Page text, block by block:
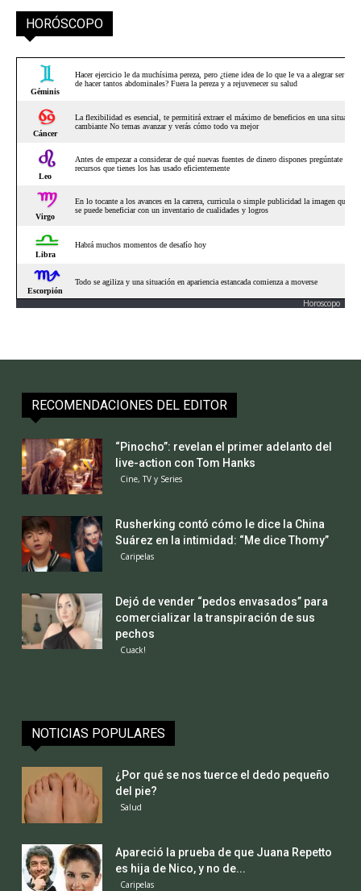
HORÓSCOPO
Horoscopo
RECOMENDACIONES DEL EDITOR
“Pinocho”: revelan el primer adelanto del
live-action con Tom Hanks
Cine, TV y Series
Rusherking contó cómo le dice la China
Suárez en la intimidad: “Me dice Thomy”
Caripelas
Dejó de vender “pedos envasados” para
comercializar la transpiración de sus
pechos
Cuack!
NOTICIAS POPULARES
¿Por qué se nos tuerce el dedo pequeño
del pie?
Salud
Apareció la prueba de que Juana Repetto
es hija de Nico, y no de...
Caripelas